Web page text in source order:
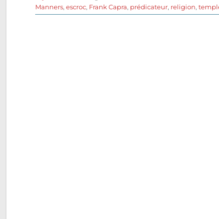
le
Manners,escroc, Frank Capra, prédicateur, religion,